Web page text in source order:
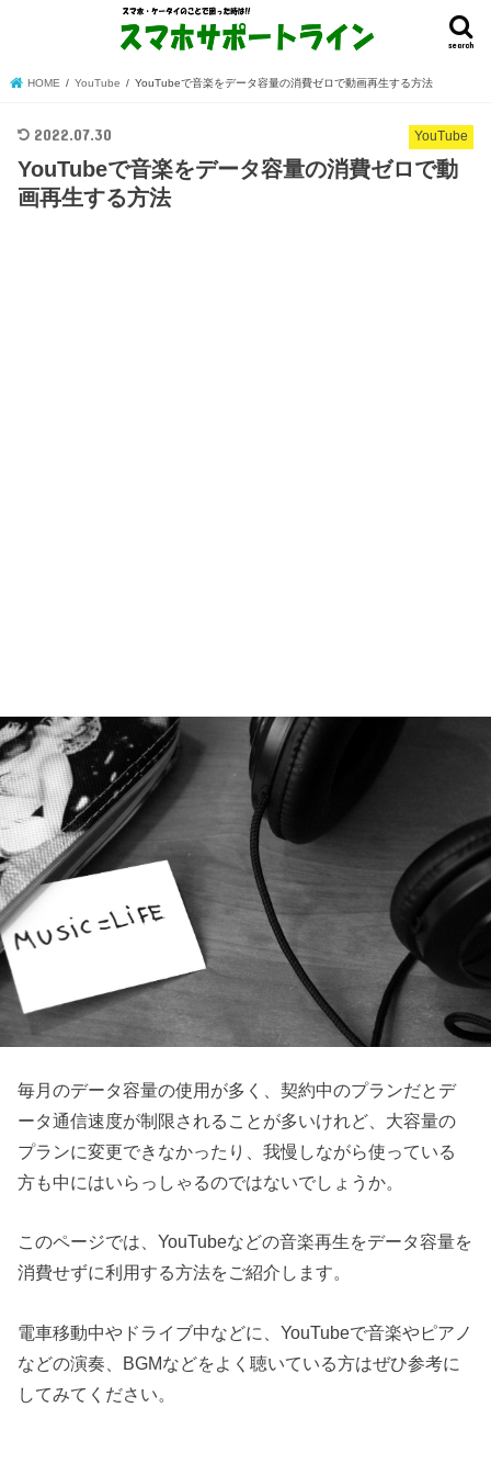
search
HOME YouTube YouTubeで音楽をデータ容量の消費ゼロで動画再生する方法
YouTube
2022.07.30
YouTubeで音楽をデータ容量の消費ゼロで動
画再生する方法
毎月のデータ容量の使用が多く、契約中のプランだとデ
ータ通信速度が制限されることが多いけれど、大容量の
プランに変更できなかったり、我慢しながら使っている
方も中にはいらっしゃるのではないでしょうか。
このページでは、YouTubeなどの音楽再生をデータ容量を
消費せずに利用する方法をご紹介します。
電車移動中やドライブ中などに、YouTubeで音楽やピアノ
などの演奏、BGMなどをよく聴いている方はぜひ参考に
してみてください。